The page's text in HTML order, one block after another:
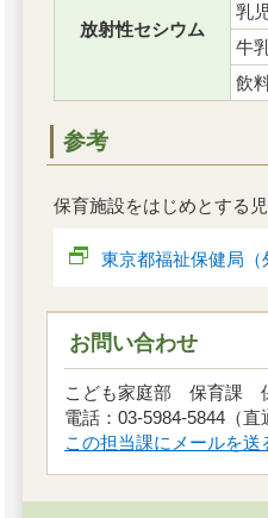
放射性セシウム
乳
牛
飲
参考
保育施設をはじめとする
東京都福祉保健局（
お問い合わせ
こども家庭部 保育課
電話：03-5984-5844（
この担当課にメールを送